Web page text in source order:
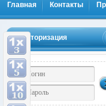
Главная Контакты
Авторизация